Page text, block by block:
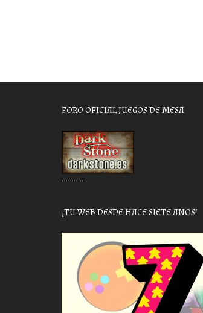
FORO OFICIAL JUEGOS DE MESA
………..
¡TU WEB DESDE HACE SIETE AÑOS!